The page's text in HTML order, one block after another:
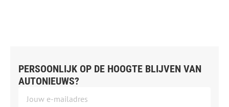
PERSOONLIJK OP DE HOOGTE BLIJVEN VAN
AUTONIEUWS?